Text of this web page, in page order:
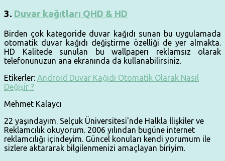
3. Duvar kağıtları QHD & HD
Birden çok kategoride duvar kağıdı sunan bu uygulamada
otomatik duvar kağıdı değiştirme özelliği de yer almakta.
HD Kalitede sunulan bu wallpaperı reklamsız olarak
telefonunuzun ana ekranında da kullanabilirsiniz.
Etikerler: Android Duvar Kağıdı Otomatik Olarak Nasıl
Değişir ?
Mehmet Kalaycı
22 yaşındayım. Selçuk Üniversitesi'nde Halkla İlişkiler ve
Reklamcılık okuyorum. 2006 yılından bugüne internet
reklamcılığı içindeyim. Güncel konuları kendi yorumum ile
sizlere aktararak bilgilenmenizi amaçlayan biriyim.